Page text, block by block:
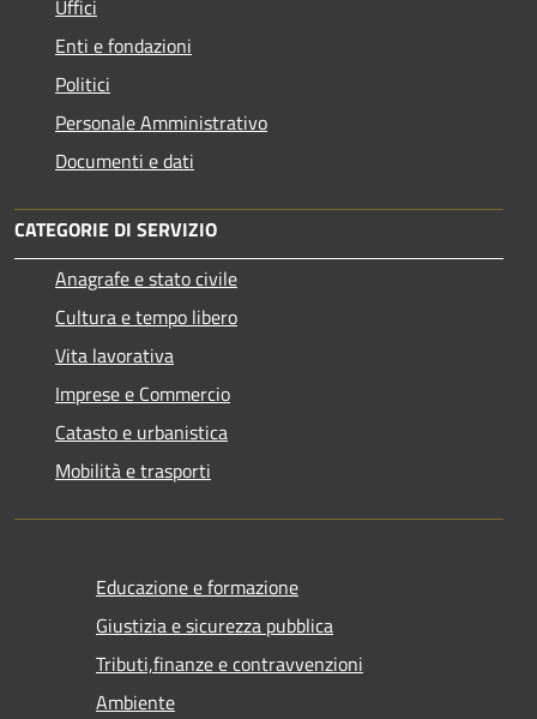
Uffici
Enti e fondazioni
Politici
Personale Amministrativo
Documenti e dati
CATEGORIE DI SERVIZIO
Anagrafe e stato civile
Cultura e tempo libero
Vita lavorativa
Imprese e Commercio
Catasto e urbanistica
Mobilità e trasporti
Educazione e formazione
Giustizia e sicurezza pubblica
Tributi,finanze e contravvenzioni
Ambiente